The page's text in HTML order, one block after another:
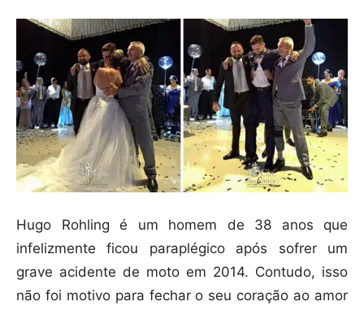
Hugo Rohling é um homem de 38 anos que
infelizmente ficou paraplégico após sofrer um
grave acidente de moto em 2014. Contudo, isso
não foi motivo para fechar o seu coração ao amor